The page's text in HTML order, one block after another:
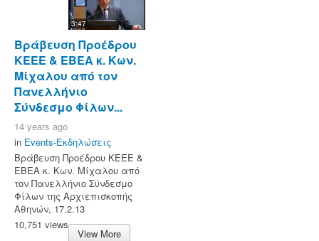
3:47
Βράβευση Προέδρου
ΚΕΕΕ & ΕΒΕΑ κ. Κων.
Μίχαλου από τον
Πανελλήνιο
Σύνδεσμο Φίλων...
14 years ago
in Events-Εκδηλώσεις
Βράβευση Προέδρου ΚΕΕΕ &
ΕΒΕΑ κ. Κων. Μίχαλου από
τον Πανελλήνιο Σύνδεσμο
Φίλων της Αρχιεπισκοπής
Αθηνών, 17.2.13
10,751 views
View More